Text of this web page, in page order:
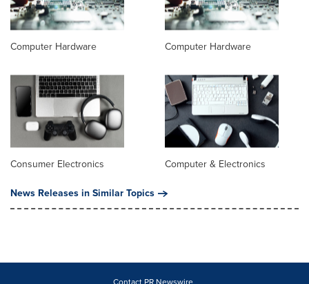
Computer Hardware Computer Hardware
Consumer Electronics
Computer & Electronics
News Releases in Similar Topics